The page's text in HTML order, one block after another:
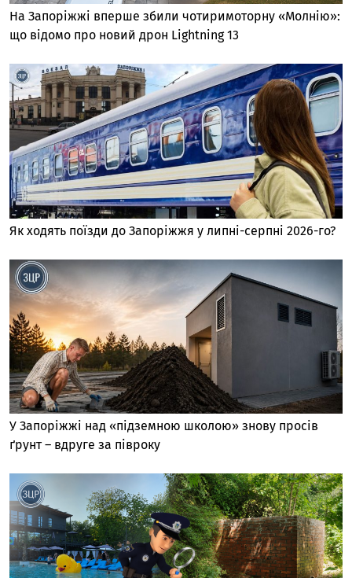
На Запоріжжі вперше збили чотиримоторну «Молнію»:
що відомо про новий дрон Lightning 13
Як ходять поїзди до Запоріжжя у липні-серпні 2026-го?
У Запоріжжі над «підземною школою» знову просів
ґрунт – вдруге за півроку